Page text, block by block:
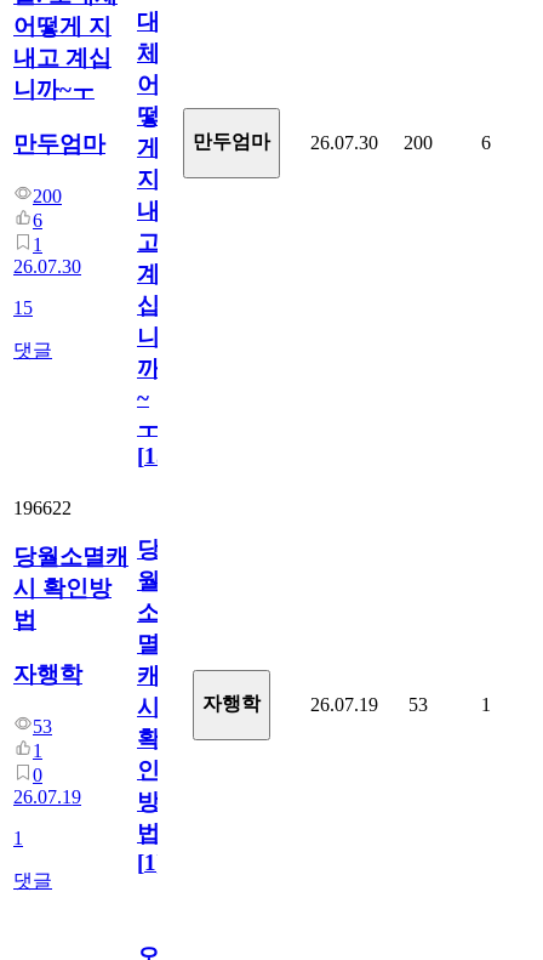
어떻게 지
내고 계십
니까~ㅜ
만두엄마
200
6
1
26.07.30
15
댓글
대
체
어
떻
게
지
내
고
계
십
니
까
~
ㅜ
[15
만두엄마 26.07.30 200 6
196622
당월소멸캐
시 확인방
법
자행학
53
1
0
26.07.19
1
댓글
당
월
소
멸
캐
시
확
인
방
법
[1]
자행학 26.07.19 53 1